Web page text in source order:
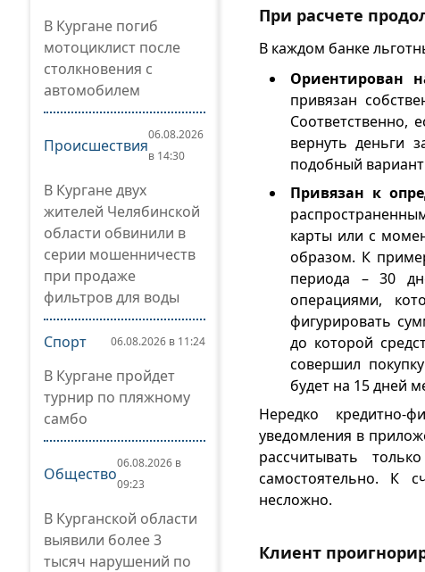
В Кургане погиб
мотоциклист после
столкновения с
автомобилем
Происшествия
06.08.2026
в 14:30
В Кургане двух
жителей Челябинской
области обвинили в
серии мошенничеств
при продаже
фильтров для воды
Спорт 06.08.2026 в 11:24
В Кургане пройдет
турнир по пляжному
самбо
Общество
06.08.2026 в
09:23
В Курганской области
выявили более 3
тысяч нарушений по
При расчете
В каждом банке
Ориентирован
привязан
Соответственно,
вернуть деньги
подобный вариант
Привязан к
карты или с
образом. К
периода – 30
операциями,
фигурировать
до которой
совершил
будет на 15 дней
Нередко
уведомления в
рассчитывать
самостоятельно. К
несложно.
Клиент